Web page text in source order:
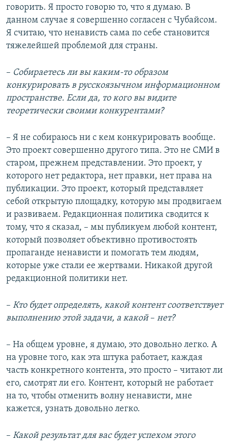
говорить. Я просто говорю то, что я думаю. В
данном случае я совершенно согласен с Чубайсом.
Я считаю, что ненависть сама по себе становится
тяжелейшей проблемой для страны.
–​ Собираетесь ли вы каким-то образом
конкурировать в русскоязычном информационном
пространстве. Если да, то кого вы видите
теоретически своими конкурентами?
– Я не собираюсь ни с кем конкурировать вообще.
Это проект совершенно другого типа. Это не СМИ в
старом, прежнем представлении. Это проект, у
которого нет редактора, нет правки, нет права на
публикации. Это проект, который представляет
себой открытую площадку, которую мы продвигаем
и развиваем. Редакционная политика сводится к
тому, что я сказал, – мы публикуем любой контент,
который позволяет объективно противостоять
пропаганде ненависти и помогать тем людям,
которые уже стали ее жертвами. Никакой другой
редакционной политики нет.
–​ Кто будет определять, какой контент соответствует
выполнению этой задачи, а какой–​ нет?
– На общем уровне, я думаю, это довольно легко. А
на уровне того, как эта штука работает, каждая
часть конкретного контента, это просто – читают ли
его, смотрят ли его. Контент, который не работает
на то, чтобы отменить волну ненависти, мне
кажется, узнать довольно легко.
–​ Какой результат для вас будет успехом этого